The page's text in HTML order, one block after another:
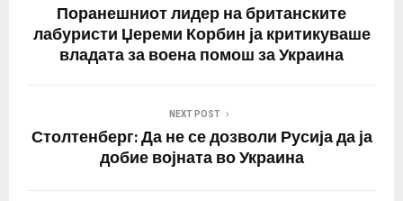
Поранешниот лидер на британските
лабуристи Џереми Корбин ја критикуваше
владата за воена помош за Украина
NEXT POST
Столтенберг: Да не се дозволи Русија да ја
добие војната во Украина